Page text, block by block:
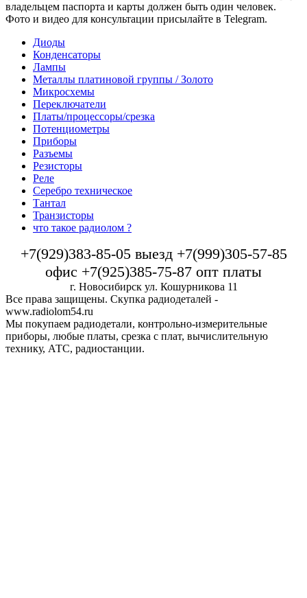
владельцем паспорта и карты должен быть один человек.
Фото и видео для консультации присылайте в Telegram.
Диоды
Конденсаторы
Лампы
Металлы платиновой группы / Золото
Микросхемы
Переключатели
Платы/процессоры/срезка
Потенциометры
Приборы
Разъемы
Резисторы
Реле
Серебро техническое
Тантал
Транзисторы
что такое радиолом ?
+7(929)383-85-05 выезд +7(999)305-57-85
офис +7(925)385-75-87 опт платы
г. Новосибирск ул. Кошурникова 11
Все права защищены. Скупка радиодеталей -
www.radiolom54.ru
Мы покупаем радиодетали, контрольно-измерительные
приборы, любые платы, срезка с плат, вычислительную
технику, АТС, радиостанции.